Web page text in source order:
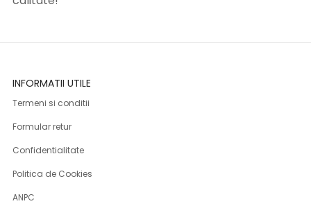
INFORMATII UTILE
Termeni si conditii
Formular retur
Confidentialitate
Politica de Cookies
ANPC